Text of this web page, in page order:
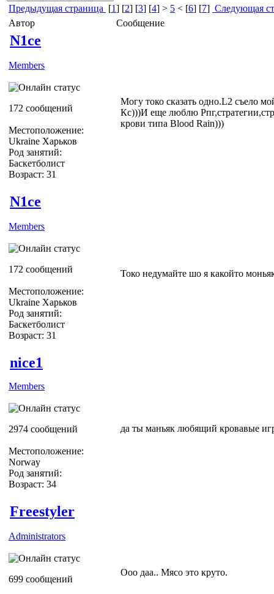
Предыдущая страница [1] [2] [3] [4] > 5 < [6] [7] Следующая
Автор
Сообщение
N1ce
Members
172 сообщений
Местоположение:
Ukraine Харьков
Род занятий:
Баскетболист
Возраст: 31
Могу токо сказать одно.L2 съело
Кс)))И еще люблю
крови типа Blood Rain)))
N1ce
Members
172 сообщений
Местоположение:
Ukraine Харьков
Род занятий:
Баскетболист
Возраст: 31
Токо недумайте шо я какойто
nice1
Members
2974 сообщений
Местоположение:
Norway
Род занятий:
Возраст: 34
да ты маньяк любящий кровавые
Freestyler
Administrators
699 сообщений
Ооо даа.. Мясо это круто.